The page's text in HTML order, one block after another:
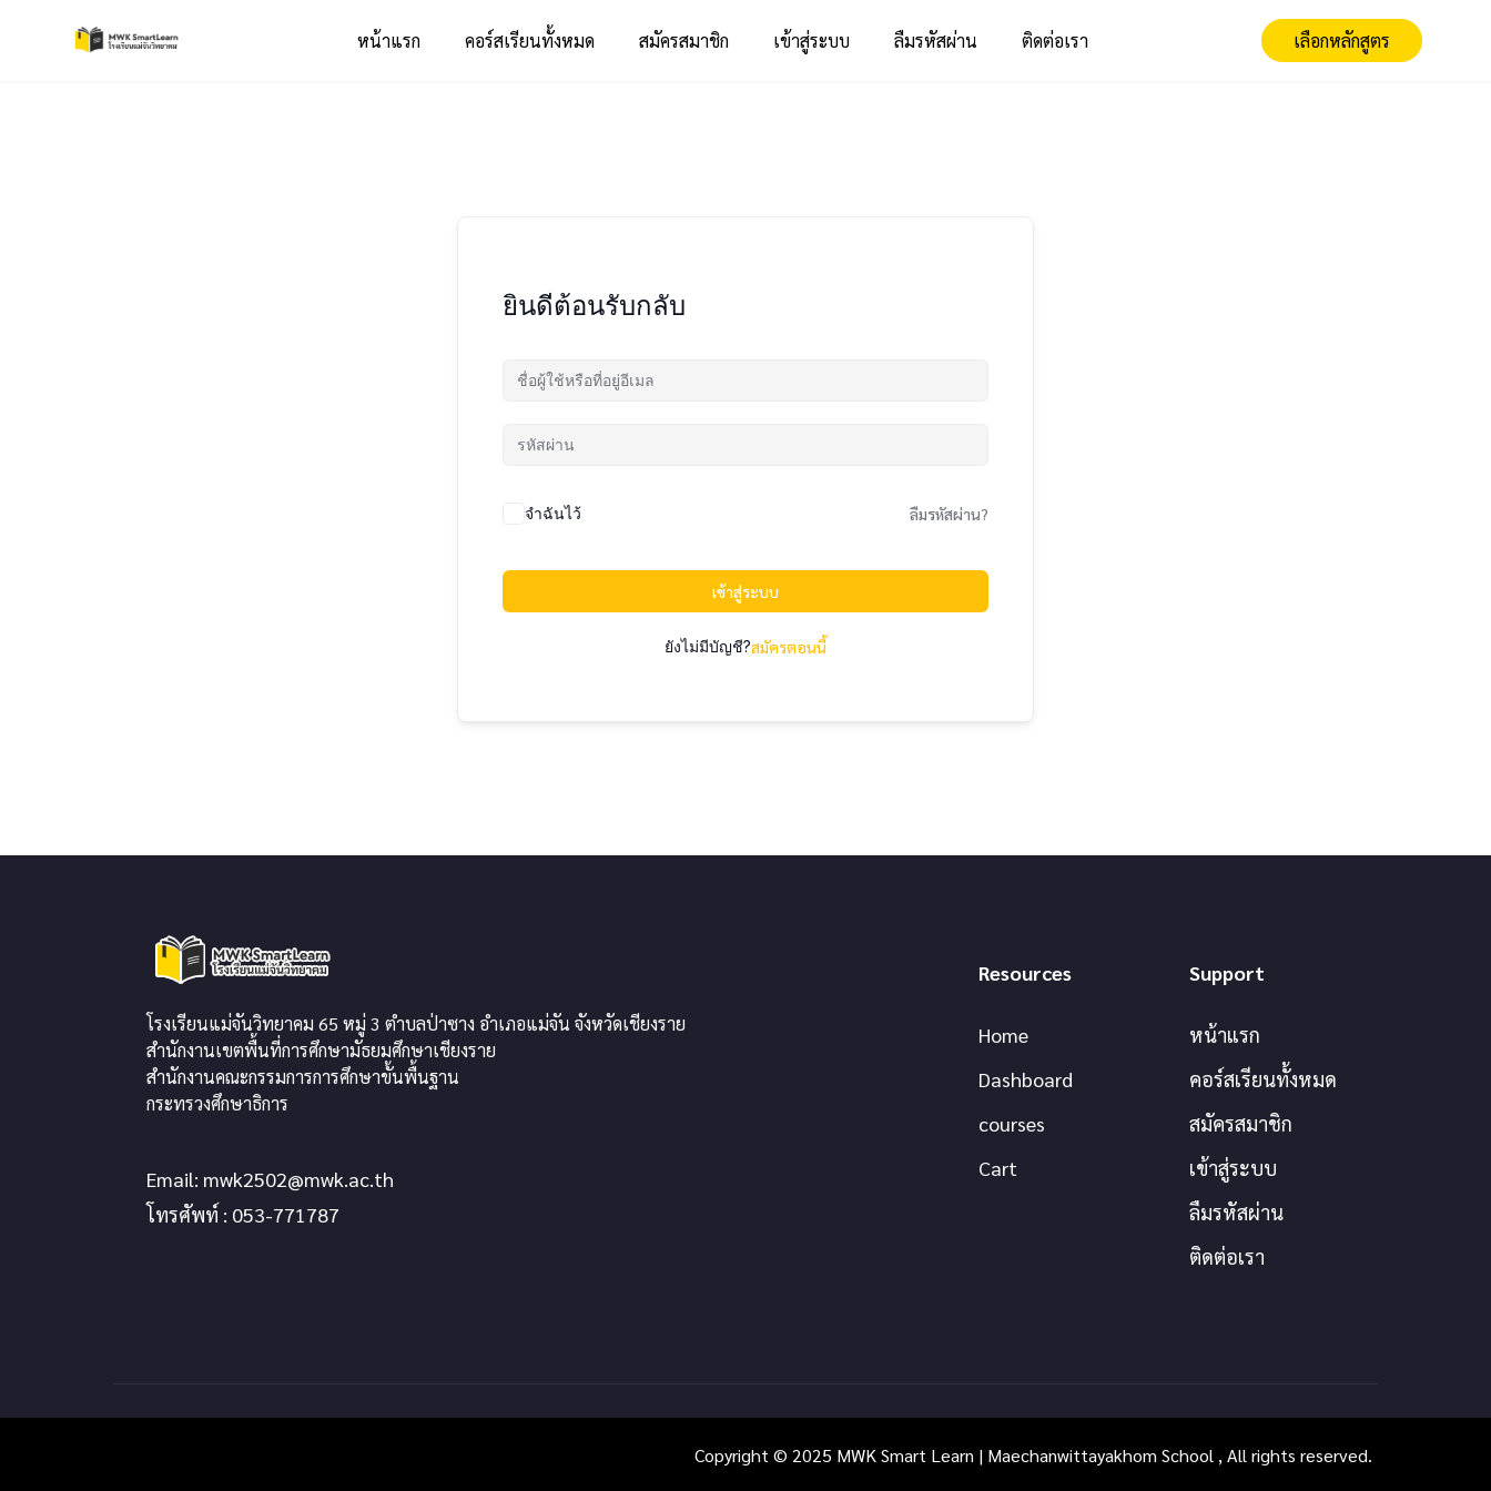
หน้าแรก คอร์สเรียนทั้งหมด สมัครสมาชิก เข้าสู่ระบบ ลืมรหัสผ่าน ติดต่อเรา เลือกหลักสูตร
ยินดีต้อนรับกลับ
จำฉันไว้ ลืมรหัสผ่าน?
เข้าสู่ระบบ
ยังไม่มีบัญชี?สมัครตอนนี้
โรงเรียนแม่จันวิทยาคม 65 หมู่ 3 ตำบลป่าซาง อำเภอแม่จัน จังหวัดเชียงราย
สำนักงานเขตพื้นที่การศึกษามัธยมศึกษาเชียงราย
สำนักงานคณะกรรมการการศึกษาขั้นพื้นฐาน
กระทรวงศึกษาธิการ
Email: mwk2502@mwk.ac.th
โทรศัพท์ : 053-771787
Resources
Home
Dashboard
courses
Cart
Support
หน้าแรก
คอร์สเรียนทั้งหมด
สมัครสมาชิก
เข้าสู่ระบบ
ลืมรหัสผ่าน
ติดต่อเรา
Copyright © 2025 MWK Smart Learn | Maechanwittayakhom School , All rights reserved.